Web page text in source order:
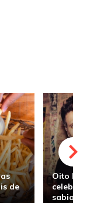
de
Oito
sabia